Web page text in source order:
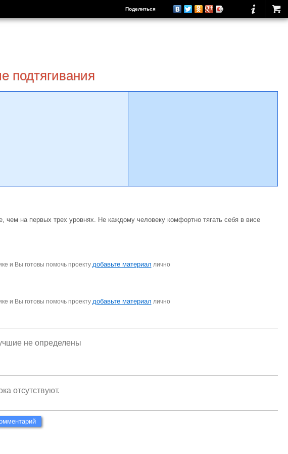
Поделиться
подтягивания
чем на первых трех уровнях. Не каждому человеку комфортно тягать себя в висе
и Вы готовы помочь проекту добавьте материал лично
и Вы готовы помочь проекту добавьте материал лично
не определены
отсутствуют.